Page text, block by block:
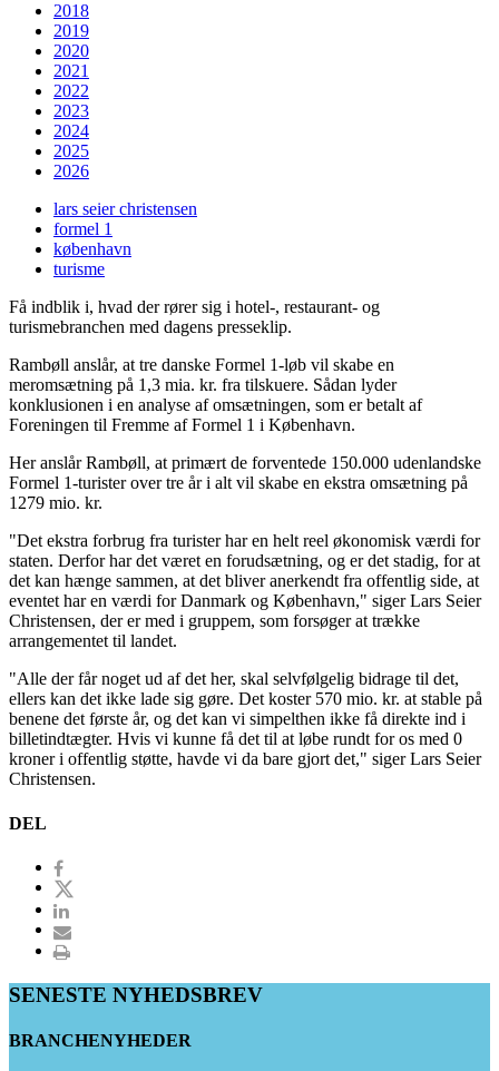
2018
2019
2020
2021
2022
2023
2024
2025
2026
lars seier christensen
formel 1
københavn
turisme
Få indblik i, hvad der rører sig i hotel-, restaurant- og
turismebranchen med dagens presseklip.
Rambøll anslår, at tre danske Formel 1-løb vil skabe en
meromsætning på 1,3 mia. kr. fra tilskuere. Sådan lyder
konklusionen i en analyse af omsætningen, som er betalt af
Foreningen til Fremme af Formel 1 i København.
Her anslår Rambøll, at primært de forventede 150.000 udenlandske
Formel 1-turister over tre år i alt vil skabe en ekstra omsætning på
1279 mio. kr.
"Det ekstra forbrug fra turister har en helt reel økonomisk værdi for
staten. Derfor har det været en forudsætning, og er det stadig, for at
det kan hænge sammen, at det bliver anerkendt fra offentlig side, at
eventet har en værdi for Danmark og København," siger Lars Seier
Christensen, der er med i gruppem, som forsøger at trække
arrangementet til landet.
"Alle der får noget ud af det her, skal selvfølgelig bidrage til det,
ellers kan det ikke lade sig gøre. Det koster 570 mio. kr. at stable på
benene det første år, og det kan vi simpelthen ikke få direkte ind i
billetindtægter. Hvis vi kunne få det til at løbe rundt for os med 0
kroner i offentlig støtte, havde vi da bare gjort det," siger Lars Seier
Christensen.
DEL
SENESTE NYHEDSBREV
BRANCHENYHEDER